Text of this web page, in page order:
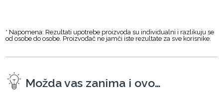
* Napomena: Rezultati upotrebe proizvoda su individualni i razlikuju se
od osobe do osobe. Proizvođač ne jamči iste rezultate za sve korisnike.
Možda vas zanima i ovo…